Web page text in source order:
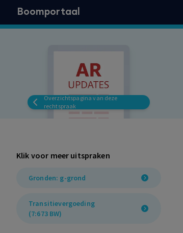
Boomportaal
Overzichtspagina van deze
rechtspraak
Klik voor meer uitspraken
Gronden: g-grond
Transitievergoeding
(7:673 BW)